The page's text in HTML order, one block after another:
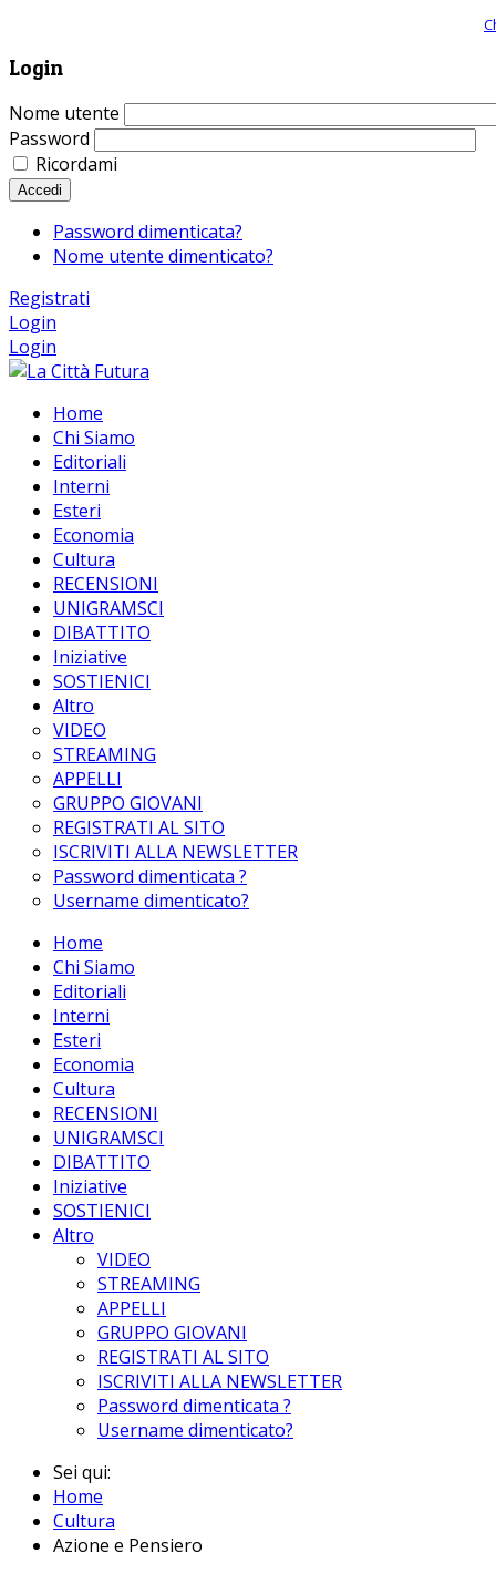
Login
Nome utente
Password
Ricordami
Accedi
Password dimenticata?
Nome utente dimenticato?
Registrati
Login
Login
Home
Chi Siamo
Editoriali
Interni
Esteri
Economia
Cultura
RECENSIONI
UNIGRAMSCI
DIBATTITO
Iniziative
SOSTIENICI
Altro
VIDEO
STREAMING
APPELLI
GRUPPO GIOVANI
REGISTRATI AL SITO
ISCRIVITI ALLA NEWSLETTER
Password dimenticata ?
Username dimenticato?
Home
Chi Siamo
Editoriali
Interni
Esteri
Economia
Cultura
RECENSIONI
UNIGRAMSCI
DIBATTITO
Iniziative
SOSTIENICI
Altro
VIDEO
STREAMING
APPELLI
GRUPPO GIOVANI
REGISTRATI AL SITO
ISCRIVITI ALLA NEWSLETTER
Password dimenticata ?
Username dimenticato?
Sei qui:
Home
Cultura
Azione e Pensiero